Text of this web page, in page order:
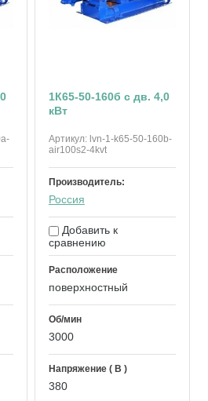
1К65-50-160б с дв. 4,0
кВт
Артикул:lvn-1-k65-50-160b-
air100s2-4kvt
Производитель:
Россия
Добавить к
сравнению
Расположение
поверхностный
Об/мин
3000
Напряжение ( В )
380